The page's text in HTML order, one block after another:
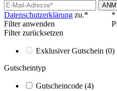
Datenschutzerklärung zu.*
*
Filter anwenden
Filter zurücksetzen
Exklusiver Gutschein (0)
Gutscheintyp
Gutscheincode (4)